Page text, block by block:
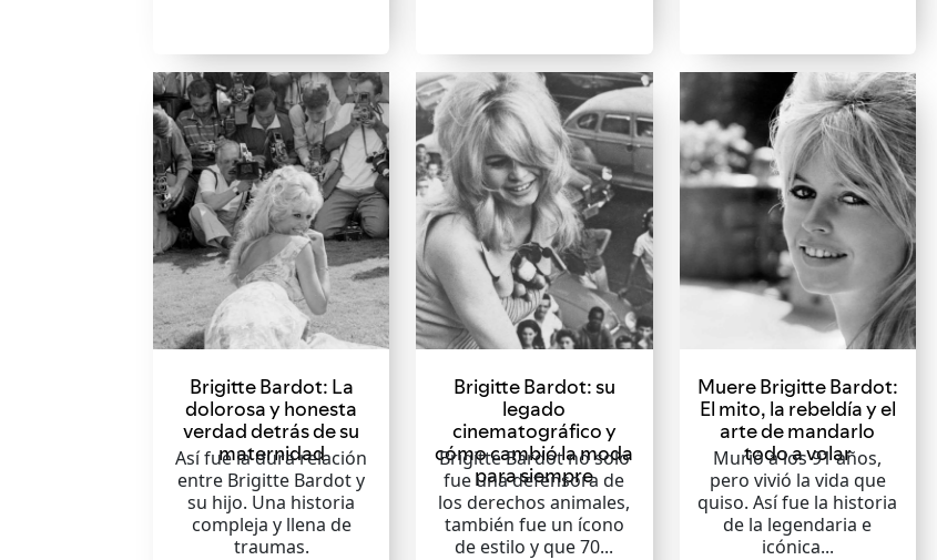
Brigitte Bardot: La
dolorosa y honesta
verdad detrás de su
maternidad
Así fue la dura relación
entre Brigitte Bardot y
su hijo. Una historia
compleja y llena de
traumas.
Brigitte Bardot: su
legado
cinematográfico y
cómo cambió la moda
para siempre
Brigitte Bardot no solo
fue una defensora de
los derechos animales,
también fue un ícono
de estilo y que 70...
Muere Brigitte Bardot:
El mito, la rebeldía y el
arte de mandarlo
todo a volar
Murió a los 91 años,
pero vivió la vida que
quiso. Así fue la historia
de la legendaria e
icónica...